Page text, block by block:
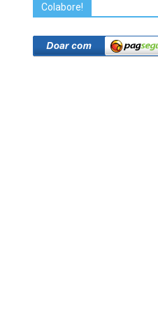
Colabore!